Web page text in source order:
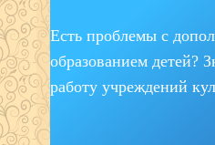
Есть проблемы с
образованием детей?
работу учреждений